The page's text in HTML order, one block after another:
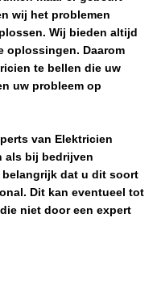
wij het problemen
Wij bieden altijd
oplossingen. Daarom
te bellen die uw
uw probleem op
van Elektricien
als bij bedrijven
dat u dit soort
Dit kan eventueel tot
niet door een expert